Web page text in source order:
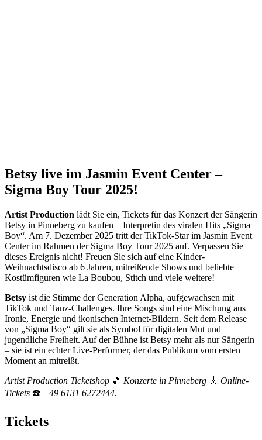
Betsy live im Jasmin Event Center –
Sigma Boy Tour 2025!
Artist Production lädt Sie ein, Tickets für das Konzert der Sängerin
Betsy in Pinneberg zu kaufen – Interpretin des viralen Hits „Sigma
Boy“. Am 7. Dezember 2025 tritt der TikTok-Star im Jasmin Event
Center im Rahmen der Sigma Boy Tour 2025 auf. Verpassen Sie
dieses Ereignis nicht! Freuen Sie sich auf eine Kinder-
Weihnachtsdisco ab 6 Jahren, mitreißende Shows und beliebte
Kostümfiguren wie La Boubou, Stitch und viele weitere!
Betsy ist die Stimme der Generation Alpha, aufgewachsen mit
TikTok und Tanz-Challenges. Ihre Songs sind eine Mischung aus
Ironie, Energie und ikonischen Internet-Bildern. Seit dem Release
von „Sigma Boy“ gilt sie als Symbol für digitalen Mut und
jugendliche Freiheit. Auf der Bühne ist Betsy mehr als nur Sängerin
– sie ist ein echter Live-Performer, der das Publikum vom ersten
Moment an mitreißt.
Artist Production Ticketshop 🎵 Konzerte in Pinneberg 🎸 Online-
Tickets ☎️ +49 6131 6272444.
Tickets